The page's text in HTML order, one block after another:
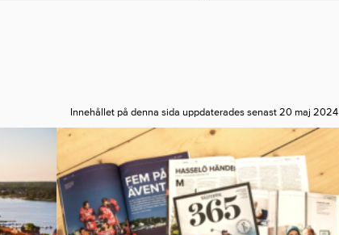
Innehållet på denna sida uppdaterades senast 20 maj 2024